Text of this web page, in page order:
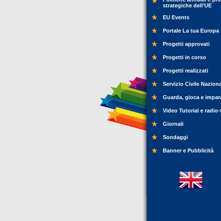
strategiche dell’UE
EU Events
Portale La tua Europa
Progetti approvati
Progetti in corso
Progetti realizzati
Servizio Civile
Guarda, gioca e
Video Tutorial e
Giornali
Sondaggi
Banner e Pubblicità